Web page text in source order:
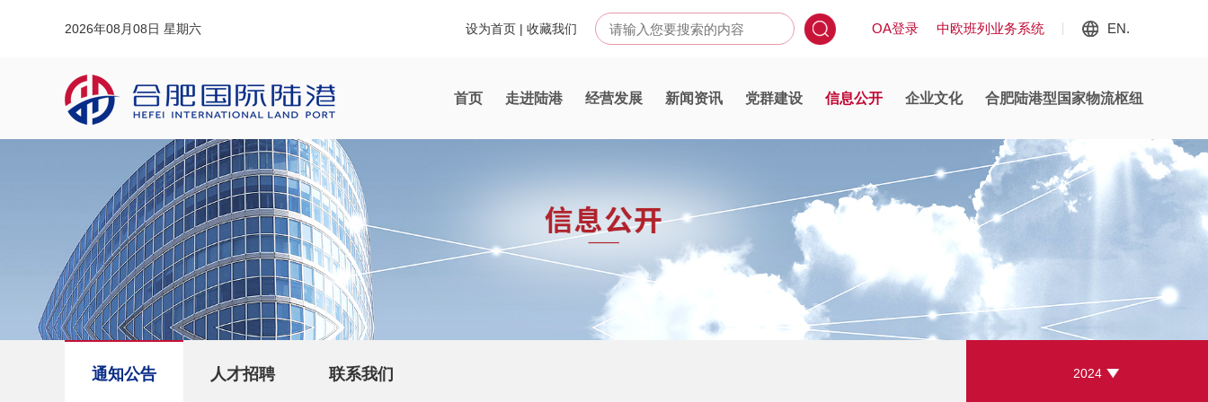
2026年08月08日 星期六 EN.
中欧班列业务系统
OA登录
设为首页 | 收藏我们
首页 走进陆港 经营发展 新闻资讯 党群建设 信息公开 企业文化 合肥陆港型国家物流枢纽
通知公告 人才招聘 联系我们 2024